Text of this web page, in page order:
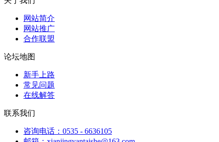
网站简介
网站推广
合作联盟
论坛地图
新手上路
常见问题
在线解答
联系我们
咨询电话：0535 - 6636105